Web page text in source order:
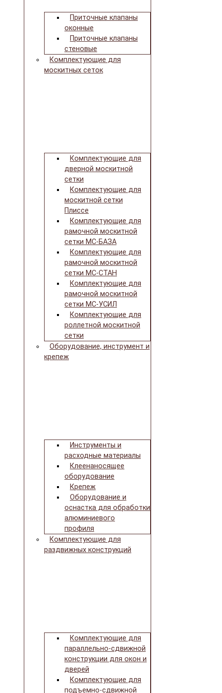
Приточные клапаны
оконные
Приточные клапаны
стеновые
Комплектующие для
москитных сеток
Комплектующие для
дверной москитной
сетки
Комплектующие для
москитной сетки
Плиссе
Комплектующие для
рамочной москитной
сетки МС-БАЗА
Комплектующие для
рамочной москитной
сетки МС-СТАН
Комплектующие для
рамочной москитной
сетки МС-УСИЛ
Комплектующие для
роллетной москитной
сетки
Оборудование, инструмент и
крепеж
Инструменты и
расходные материалы
Клеенаносящее
оборудование
Крепеж
Оборудование и
оснастка для обработки
алюминиевого
профиля
Комплектующие для
раздвижных конструкций
Комплектующие для
параллельно-сдвижной
конструкции для окон и
дверей
Комплектующие для
подъемно-сдвижной